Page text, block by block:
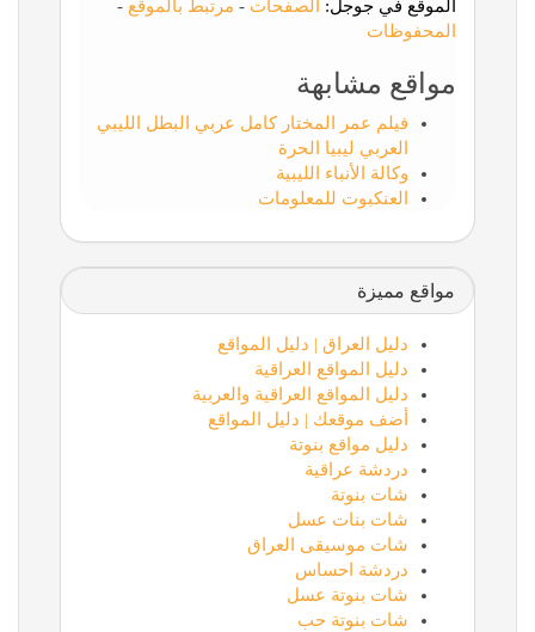
الموقع في جوجل: الصفحات - مرتبط بالموقع -
المحفوظات
مواقع مشابهة
فيلم عمر المختار كامل عربي البطل الليبي
العربي ليبيا الحرة
وكالة الأنباء الليبية
العنكبوت للمعلومات
مواقع مميزة
دليل العراق | دليل المواقع
دليل المواقع العراقية
دليل المواقع العراقية والعربية
أضف موقعك | دليل المواقع
دليل مواقع بنوتة
دردشة عراقية
شات بنوتة
شات بنات عسل
شات موسيقى العراق
دردشة احساس
شات بنوتة عسل
شات بنوتة حب